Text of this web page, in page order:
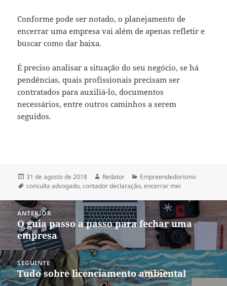
Conforme pode ser notado, o planejamento de
encerrar uma empresa vai além de apenas refletir e
buscar como dar baixa.
É preciso analisar a situação do seu negócio, se há
pendências, quais profissionais precisam ser
contratados para auxiliá-lo, documentos
necessários, entre outros caminhos a serem
seguidos.
Publicado
em
31 de agosto de 2018 Autor
Redator Categorias
Empreendedorismo
Tags
consulta advogado,contador declaração,encerrar mei
Navegação
Post
ANTERIOR
Post
anterior:
O guia passo a passo para fechar uma
empresa
SEGUINTE
Próximo
Tudo sobre licenciamento ambiental